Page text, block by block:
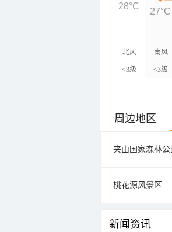
北风
<3级
南风
<3级
28°C
27°C
周边地区
夹山国家森林公
桃花源风景区
新闻资讯